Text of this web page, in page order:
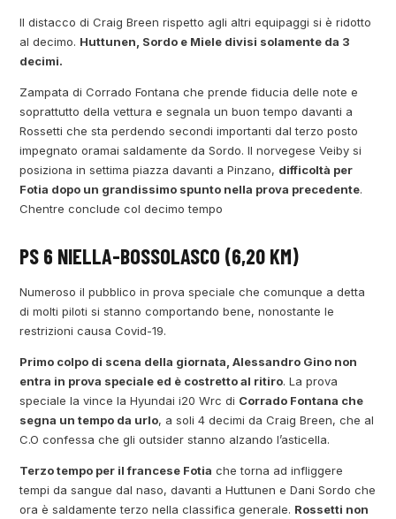
Il distacco di Craig Breen rispetto agli altri equipaggi si è ridotto
al decimo. Huttunen, Sordo e Miele divisi solamente da 3
decimi.
Zampata di Corrado Fontana che prende fiducia delle note e
soprattutto della vettura e segnala un buon tempo davanti a
Rossetti che sta perdendo secondi importanti dal terzo posto
impegnato oramai saldamente da Sordo. Il norvegese Veiby si
posiziona in settima piazza davanti a Pinzano, difficoltà per
Fotia dopo un grandissimo spunto nella prova precedente.
Chentre conclude col decimo tempo
PS 6 NIELLA-BOSSOLASCO (6,20 KM)
Numeroso il pubblico in prova speciale che comunque a detta
di molti piloti si stanno comportando bene, nonostante le
restrizioni causa Covid-19.
Primo colpo di scena della giornata, Alessandro Gino non
entra in prova speciale ed è costretto al ritiro. La prova
speciale la vince la Hyundai i20 Wrc di Corrado Fontana che
segna un tempo da urlo, a soli 4 decimi da Craig Breen, che al
C.O confessa che gli outsider stanno alzando l’asticella.
Terzo tempo per il francese Fotia che torna ad infliggere
tempi da sangue dal naso, davanti a Huttunen e Dani Sordo che
ora è saldamente terzo nella classifica generale. Rossetti non